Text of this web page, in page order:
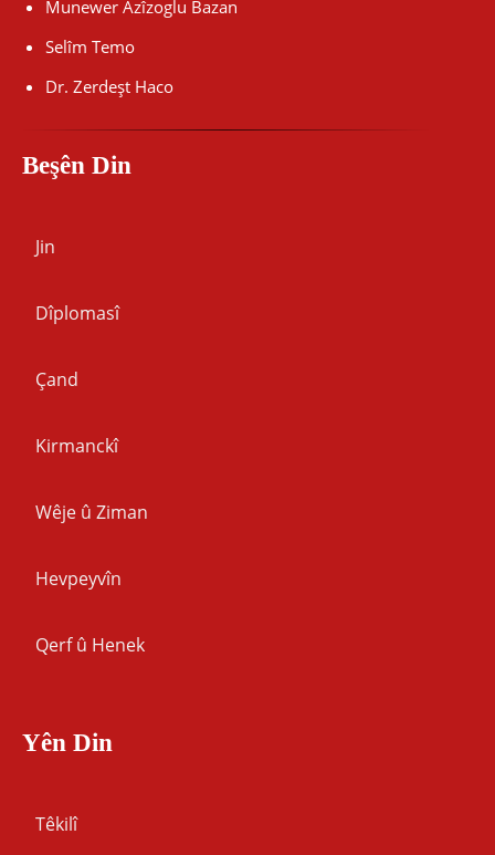
Munewer Azîzoglu Bazan
Selîm Temo
Dr. Zerdeşt Haco
Beşên Din
Jin
Dîplomasî
Çand
Kirmanckî
Wêje û Ziman
Hevpeyvîn
Qerf û Henek
Yên Din
Têkilî